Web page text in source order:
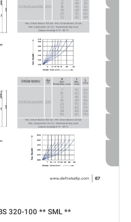
320-100 ** SML **